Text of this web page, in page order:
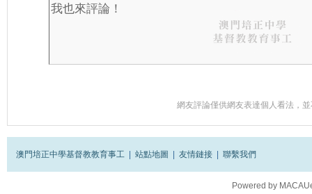
網友評論僅供網友表達個人看法，
澳門培正中學基督教教育事工 站點地圖 友情鏈接 聯繫我們
Powered by